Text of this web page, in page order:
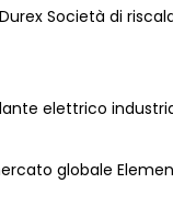
Società di
elettrico
globale